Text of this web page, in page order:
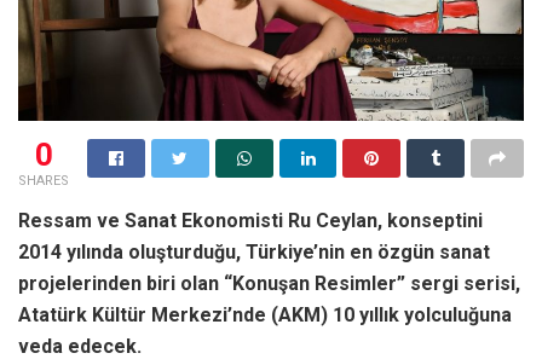
0
SHARES
Ressam ve Sanat Ekonomisti Ru Ceylan, konseptini
2014 yılında oluşturduğu, Türkiye’nin en özgün sanat
projelerinden biri olan “Konuşan Resimler” sergi serisi,
Atatürk Kültür Merkezi’nde (AKM) 10 yıllık yolculuğuna
veda edecek.